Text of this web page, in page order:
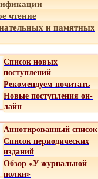
чтение
и памятных
Список новых
поступлений
Рекомендуем почитать
Новые поступления он-
лайн
Аннотированный список
Список периодических
изданий
Обзор «У журнальной
полки»